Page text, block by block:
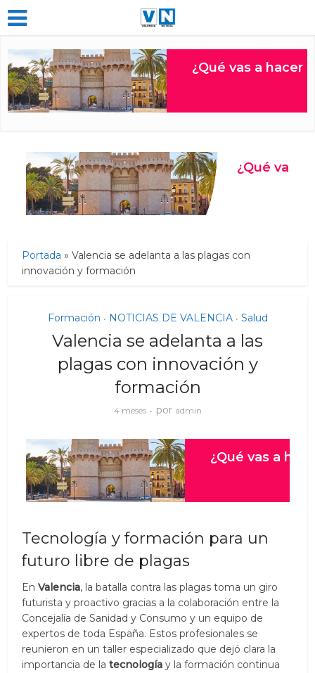
Portada »Valencia se adelanta a las plagas con
innovación y formación
Formación • NOTICIAS DE VALENCIA • Salud
Valencia se adelanta a las
plagas con innovación y
formación
4 meses por admin
Tecnología y formación para un
futuro libre de plagas
EnValencia, la batalla contra las plagas toma un giro
futurista y proactivo gracias a la colaboración entre la
Concejalía de Sanidad y Consumo y un equipo de
expertos de toda España. Estos profesionales se
reunieron en un taller especializado que dejó clara la
importancia de latecnología y la formación continua